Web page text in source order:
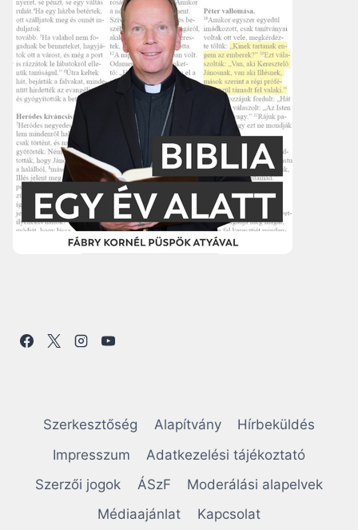
Szerkesztőség Alapítvány
Hírbeküldés
Impresszum
Adatkezelési tájékoztató
Szerzői jogok
ÁSzF
Moderálási alapelvek
Médiaajánlat
Kapcsolat